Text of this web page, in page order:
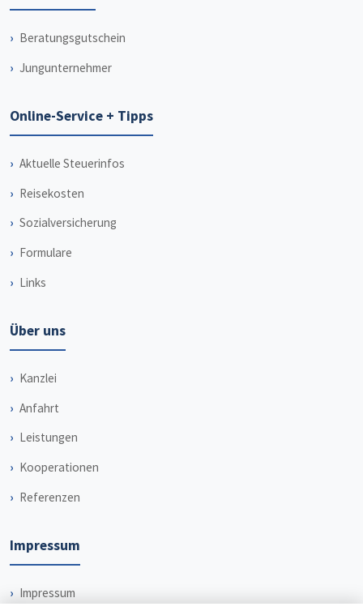
Beratungsgutschein
Jungunternehmer
Online-Service + Tipps
Aktuelle Steuerinfos
Reisekosten
Sozialversicherung
Formulare
Links
Über uns
Kanzlei
Anfahrt
Leistungen
Kooperationen
Referenzen
Impressum
Impressum